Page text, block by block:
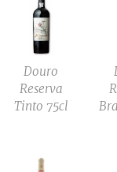
Douro
Reserva
Tinto 75cl